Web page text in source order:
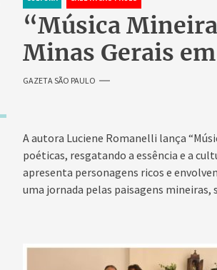
“Música
Minas Gerais
GAZETA SÃO PAULO
A autora Luciene Romanelli lança
poéticas, resgatando a essência e a
apresenta personagens ricos e
uma jornada pelas paisagens